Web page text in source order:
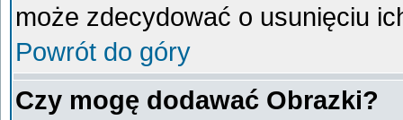
może zdecydować o usunięciu
Powrót do góry
Czy mogę dodawać Obrazki?